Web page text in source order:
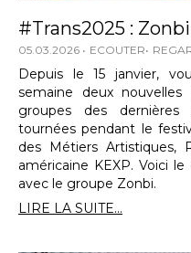
#Trans2025 :
05.03.2026 ECOUTER
Depuis le 15 janvier,
semaine deux nouvelles
groupes des dernières
tournées pendant le
des Métiers Artistiques,
américaine KEXP. Voici
avec le groupe Zonbi.
LIRE LA SUITE...